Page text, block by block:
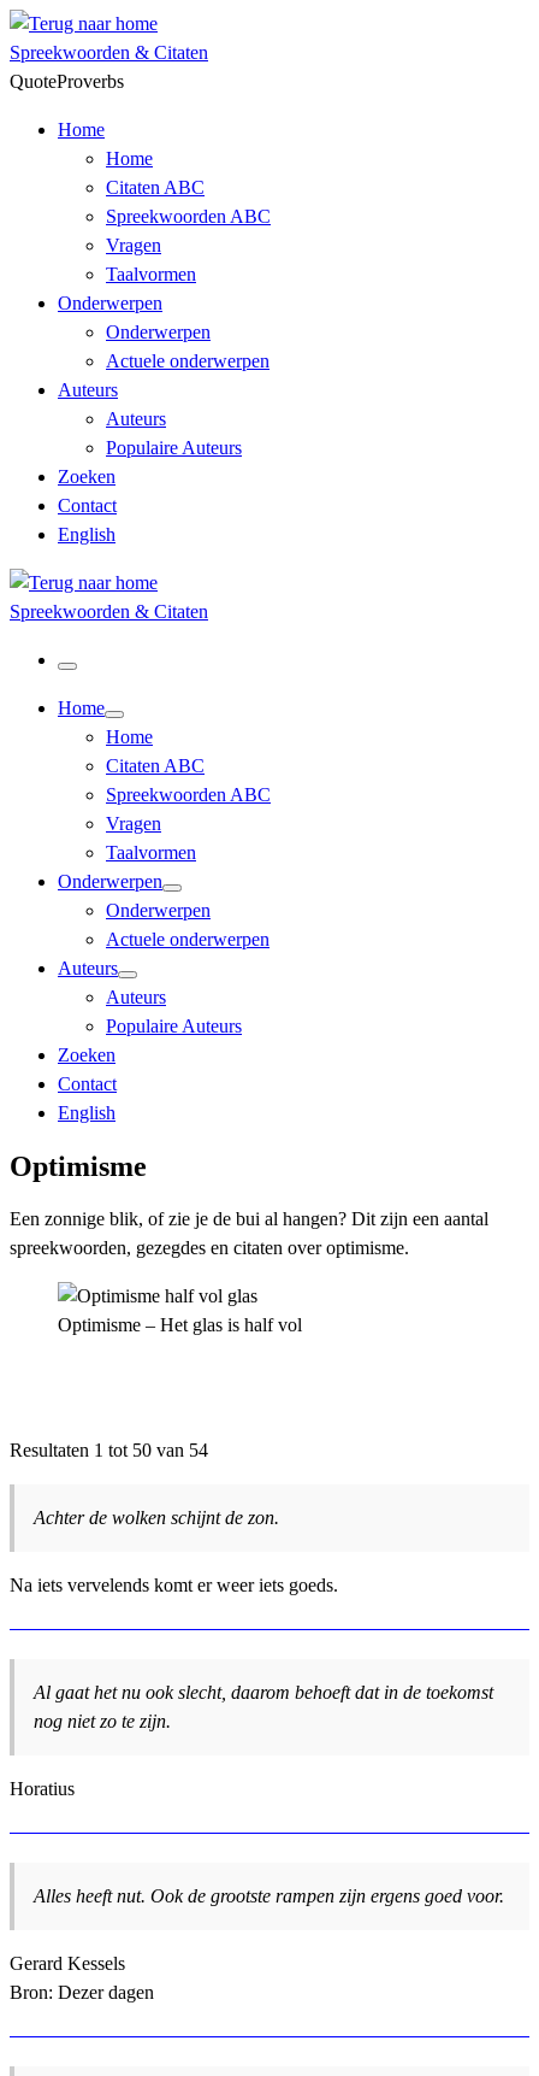
Skip
to
content
Spreekwoorden & Citaten
QuoteProverbs
Home
Home
Citaten ABC
Spreekwoorden ABC
Vragen
Taalvormen
Onderwerpen
Onderwerpen
Actuele onderwerpen
Auteurs
Auteurs
Populaire Auteurs
Zoeken
Contact
English
Spreekwoorden & Citaten
Menu
Home
Home
Citaten ABC
Spreekwoorden ABC
Vragen
Taalvormen
Onderwerpen
Onderwerpen
Actuele onderwerpen
Auteurs
Auteurs
Populaire Auteurs
Zoeken
Contact
English
Optimisme
Een zonnige blik, of zie je de bui al hangen? Dit zijn een aantal
spreekwoorden, gezegdes en citaten over optimisme.
Optimisme – Het glas is half vol
Resultaten 1 tot 50 van 54
Achter de wolken schijnt de zon.
Na iets vervelends komt er weer iets goeds.
Al gaat het nu ook slecht, daarom behoeft dat in de toekomst
nog niet zo te zijn.
Horatius
Alles heeft nut. Ook de grootste rampen zijn ergens goed voor.
Gerard Kessels
Bron: Dezer dagen